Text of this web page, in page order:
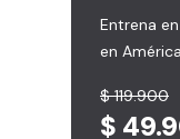
Entrena
en
$ 119.900
$